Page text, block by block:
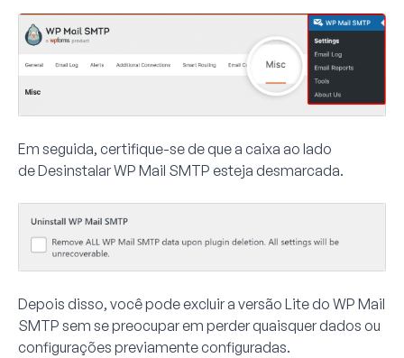
Em seguida, certifique-se de que a caixa ao lado
deDesinstalar WP Mail SMTP esteja desmarcada.
Depois disso, você pode excluir a versão Lite do WP Mail
SMTP sem se preocupar em perder quaisquer dados ou
configurações previamente configuradas.